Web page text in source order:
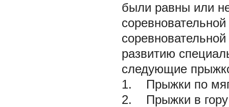
были равны или
развитию
следующие
1. Прыжки по
2. Прыжки в гору